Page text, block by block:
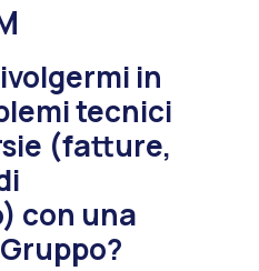
in
tecnici
(fatture,
con una